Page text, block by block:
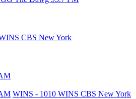
CBS New York
WINS - 1010 WINS CBS New York